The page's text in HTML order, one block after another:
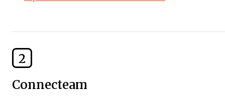
2
Connecteam